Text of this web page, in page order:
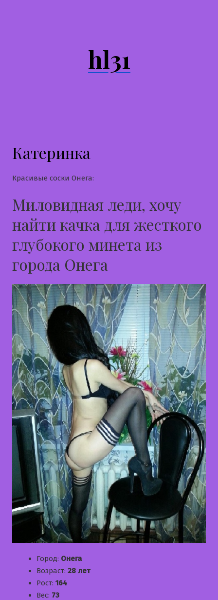
hl31
Катеринка
Красивые соски Онега:
Миловидная леди, хочу
найти качка для жесткого
глубокого минета из
города Онега
Город: Онега
Возраст: 28 лет
Рост: 164
Вес: 73